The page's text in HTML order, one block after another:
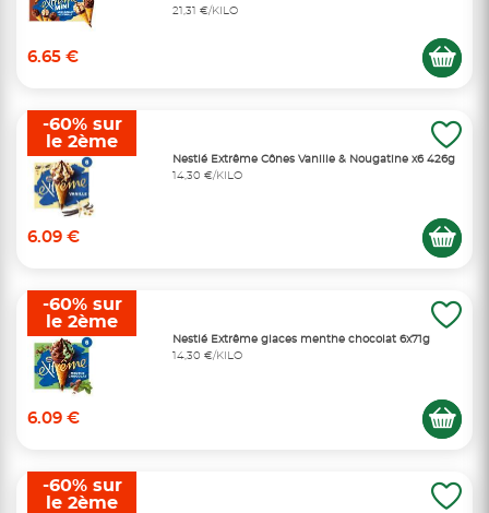
21,31 €/KILO
6.65 €
Nestlé Extrême Cônes Vanille & Nougatine x6 426g
14,30 €/KILO
6.09 €
-60% sur
le 2ème
Nestlé Extrême glaces menthe chocolat 6x71g
14,30 €/KILO
6.09 €
-60% sur
le 2ème
-60% sur
le 2ème